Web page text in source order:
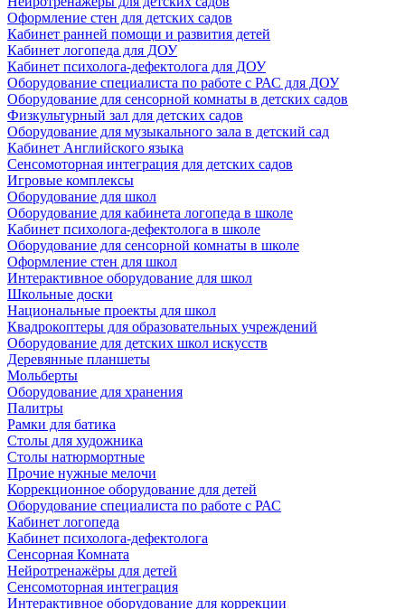
Оформление стен для детских садов
Кабинет ранней помощи и развития детей
Кабинет логопеда для ДОУ
Кабинет психолога-дефектолога для ДОУ
Оборудование специалиста по работе с РАС для ДОУ
Оборудование для сенсорной комнаты в детских садов
Физкультурный зал для детских садов
Оборудование для музыкального зала в детский сад
Кабинет Английского языка
Сенсомоторная интеграция для детских садов
Игровые комплексы
Оборудование для школ
Оборудование для кабинета логопеда в школе
Кабинет психолога-дефектолога в школе
Оборудование для сенсорной комнаты в школе
Оформление стен для школ
Интерактивное оборудование для школ
Школьные доски
Национальные проекты для школ
Квадрокоптеры для образовательных учреждений
Оборудование для детских школ искусств
Деревянные планшеты
Мольберты
Оборудование для хранения
Палитры
Рамки для батика
Столы для художника
Столы натюрмортные
Прочие нужные мелочи
Коррекционное оборудование для детей
Оборудование специалиста по работе с РАС
Кабинет логопеда
Кабинет психолога-дефектолога
Сенсорная Комната
Нейротренажёры для детей
Сенсомоторная интеграция
Интерактивное оборудование для коррекции